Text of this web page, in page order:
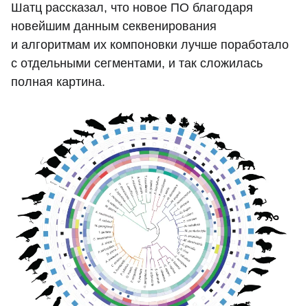
Шатц рассказал, что новое ПО благодаря
новейшим данным секвенирования
и алгоритмам их компоновки лучше поработало
с отдельными сегментами, и так сложилась
полная картина.